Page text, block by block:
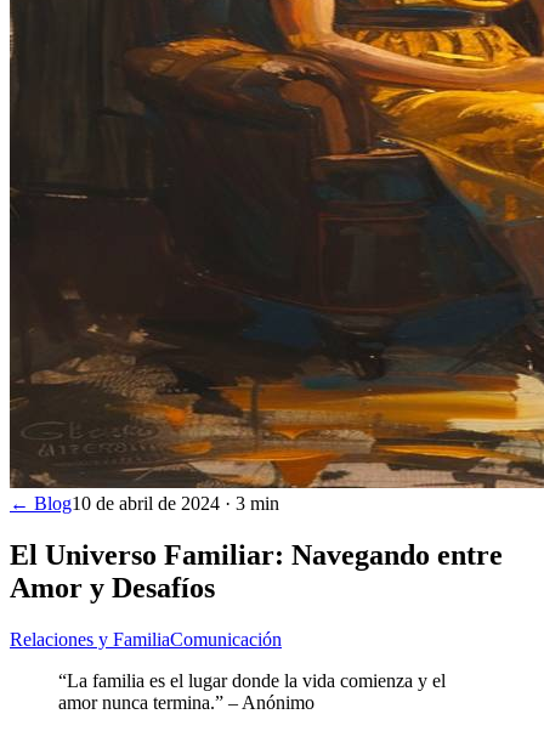
← Blog10 de abril de 2024 · 3 min
El Universo Familiar: Navegando entre
Amor y Desafíos
Relaciones y FamiliaComunicación
“La familia es el lugar donde la vida comienza y el
amor nunca termina.” – Anónimo